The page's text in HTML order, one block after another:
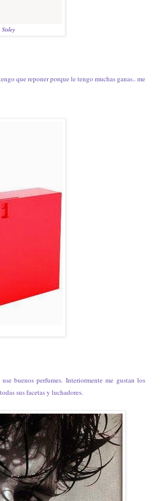
Sisley
que reponer porque le tengo muchas ganas.. me
buenos perfumes. Interiormente me gustan los
sus facetas y luchadores.